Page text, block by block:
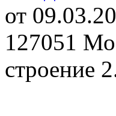
от
127051
строение